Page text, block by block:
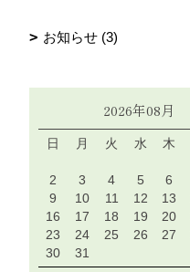
お知らせ (3)
2026年08月
日 月 火 水 木
2
3 4 5 6
9
10 11 12 13
16
17 18 19 20
23
24 25 26 27
30
31